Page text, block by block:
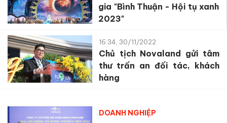
gia "Bình Thuận - Hội tụ xanh
2023"
16:34, 30/11/2022
Chủ tịch Novaland gửi tâm
thư trấn an đối tác, khách
hàng
DOANH NGHIỆP